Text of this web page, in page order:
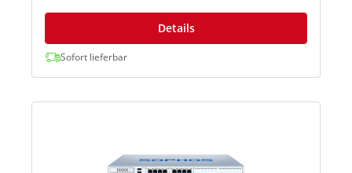
Details
Sofort lieferbar